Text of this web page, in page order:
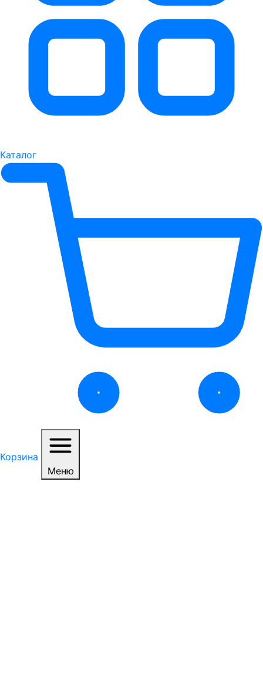
Каталог
Корзина
Меню